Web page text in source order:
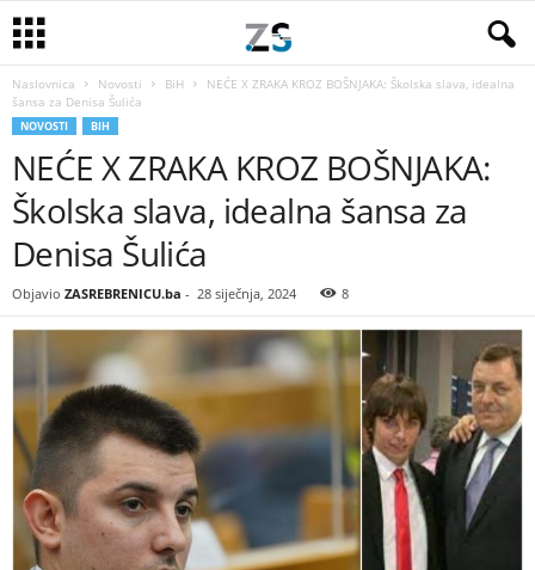
Naslovnica Novosti BiH
NEĆE X ZRAKA KROZ BOŠNJAKA: Školska slava, idealna
šansa za Denisa Šulića
NOVOSTI BIH
NEĆE X ZRAKA KROZ BOŠNJAKA:
Školska slava, idealna šansa za
Denisa Šulića
Objavio ZASREBRENICU.ba - 28 siječnja, 2024 8